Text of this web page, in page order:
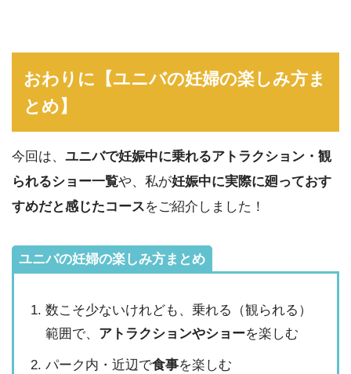
おわりに【ユニバの妊婦の楽しみ方ま
とめ】
今回は、 ユニバで妊娠中に乗れるアトラクション・観
られるショー一覧や、私が妊娠中に実際に廻っておす
すめだと感じたコースをご紹介しました！
ユニバの妊婦の楽しみ方まとめ
数こそ少ないけれども、乗れる（観られる）
範囲で、 アトラクションやショーを楽しむ
パーク内・近辺で食事を楽しむ